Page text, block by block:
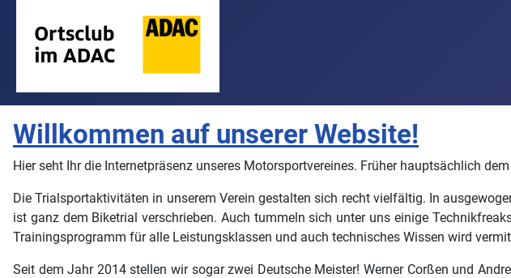
Willkommen auf unserer Website!
Hier seht Ihr die Internetpräsenz unseres Motorsportvereines. Früher hauptsächlich
Die Trialsportaktivitäten in unserem Verein gestalten sich recht vielfältig. In
ist ganz dem Biketrial verschrieben. Auch tummeln sich unter uns einige
Trainingsprogramm für alle Leistungsklassen und auch technisches Wissen wird
Seit dem Jahr 2014 stellen wir sogar zwei Deutsche Meister! Werner Corßen und